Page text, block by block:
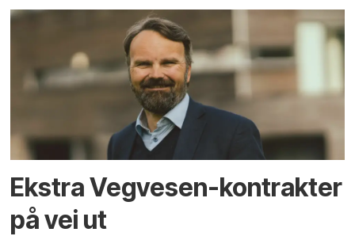
Ekstra Vegvesen-kontrakter
på vei ut